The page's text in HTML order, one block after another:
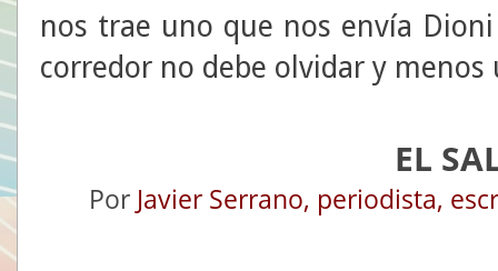
nos trae uno que nos envía
corredor no debe olvidar y
EL
Por Javier Serrano, periodista,